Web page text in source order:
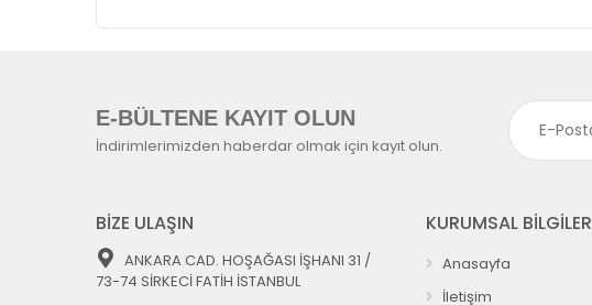
E-BÜLTENE KAYIT OLUN
İndirimlerimizden haberdar olmak için kayıt olun.
BİZE ULAŞIN
ANKARA CAD. HOŞAĞASI İŞHANI 31 /
73-74 SİRKECİ FATİH İSTANBUL
KURUMSAL BİLGİLER
Anasayfa
İletişim